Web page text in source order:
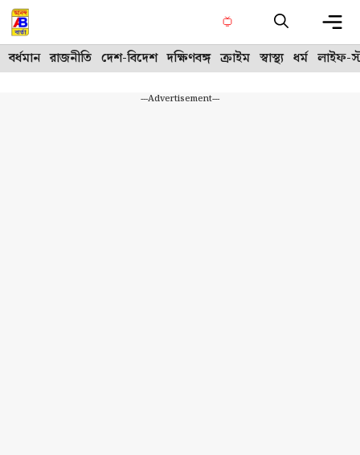
Skip
to
content
বর্ধমান রাজনীতি দেশ-বিদেশ দক্ষিণবঙ্গ ক্রাইম স্বাস্থ্য ধর্ম লাইফ-
---Advertisement---